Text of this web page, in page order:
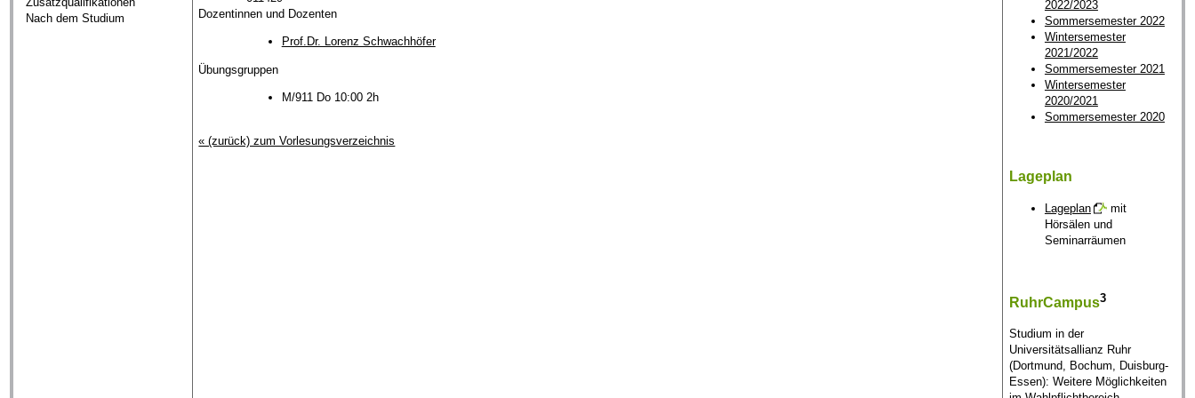
Nach dem Studium
Dozentinnen und Dozenten
Prof.Dr. Lorenz Schwachhöfer
Übungsgruppen
M/911 Do 10:00 2h
« (zurück) zum Vorlesungsverzeichnis
2022/2023
Sommersemester 2022
Wintersemester
2021/2022
Sommersemester 2021
Wintersemester
2020/2021
Sommersemester 2020
Lageplan
Lageplan
mit
Hörsälen und
Seminarräumen
RuhrCampus3
Studium in der
Universitätsallianz Ruhr
(Dortmund, Bochum, Duisburg-
Essen): Weitere Möglichkeiten